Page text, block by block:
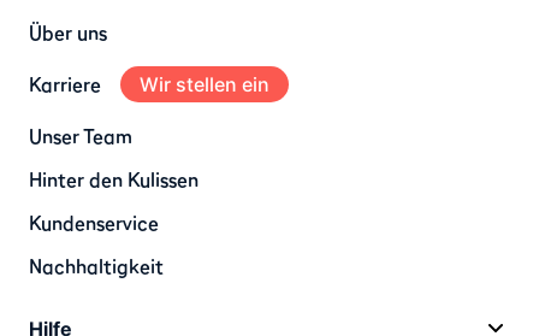
Über uns
Karriere Wir stellen ein
Unser Team
Hinter den Kulissen
Kundenservice
Nachhaltigkeit
Hilfe